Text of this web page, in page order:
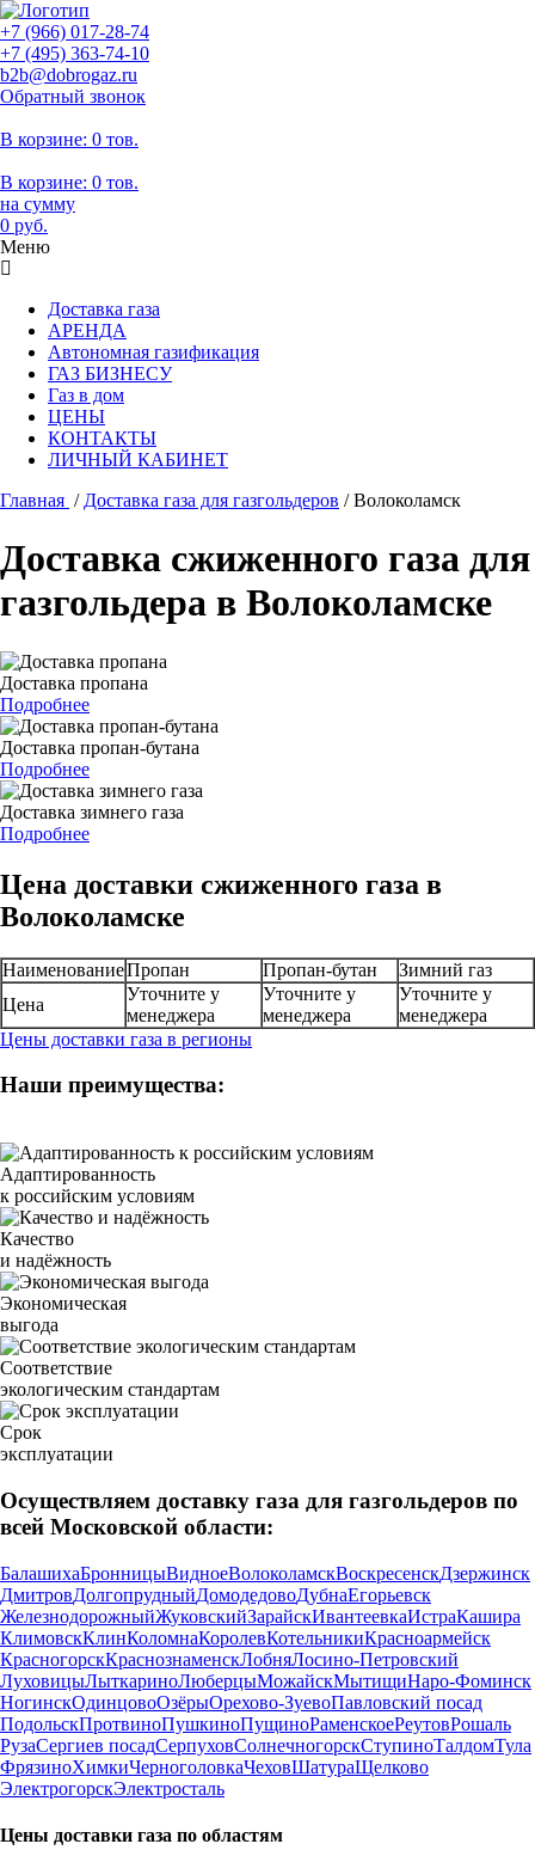
+7 (966) 017-28-74
+7 (495) 363-74-10
b2b@dobrogaz.ru
Обратный звонок
В корзине: 0 тов.
В корзине: 0 тов.
на сумму
0 руб.
Меню
Доставка газа
АРЕНДА
Автономная газификация
ГАЗ БИЗНЕСУ
Газ в дом
ЦЕНЫ
КОНТАКТЫ
ЛИЧНЫЙ КАБИНЕТ
Главная / Доставка газа для газгольдеров /Волоколамск
Доставка сжиженного газа для
газгольдера в Волоколамске
Доставка пропана
Подробнее
Доставка пропан-бутана
Подробнее
Доставка зимнего газа
Подробнее
Цена доставки сжиженного газа в
Волоколамске
НаименованиеПропан Пропан-бутан
Зимний газ
Цена
Уточните у
менеджера
Уточните у
менеджера
Уточните у
менеджера
Цены доставки газа в регионы
Наши преимущества:
Адаптированность
к российским условиям
Качество
и надёжность
Экономическая
выгода
Соответствие
экологическим стандартам
Срок
эксплуатации
Осуществляем доставку газа для газгольдеров по
всей Московской области:
БалашихаБронницыВидноеВолоколамскВоскресенскДзержинск
ДмитровДолгопрудныйДомодедовоДубнаЕгорьевск
ЖелезнодорожныйЖуковскийЗарайскИвантеевкаИстраКашира
КлимовскКлинКоломнаКоролевКотельникиКрасноармейск
КрасногорскКраснознаменскЛобняЛосино-Петровский
ЛуховицыЛыткариноЛюберцыМожайскМытищиНаро-Фоминск
НогинскОдинцовоОзёрыОрехово-ЗуевоПавловский посад
ПодольскПротвиноПушкиноПущиноРаменскоеРеутовРошаль
РузаСергиев посадСерпуховСолнечногорскСтупиноТалдомТула
ФрязиноХимкиЧерноголовкаЧеховШатураЩелково
ЭлектрогорскЭлектросталь
Цены доставки газа по областям